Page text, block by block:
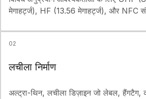
मेगाहर्ट्ज), HF (13.56 मेगाहर्ट्ज), और NFC
02
लचीला निर्माण
अल्ट्रा-थिन, लचीला डिज़ाइन जो लेबल, हैंगटैग,